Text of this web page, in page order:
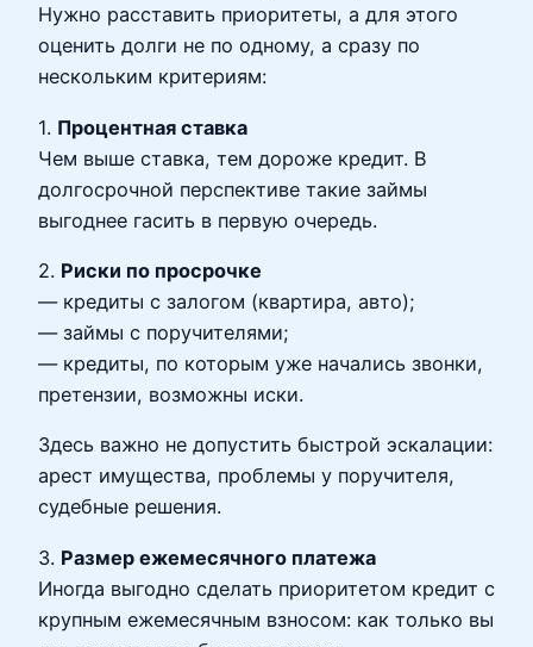
Нужно расставить приоритеты, а для этого
оценить долги не по одному, а сразу по
нескольким критериям:
1. Процентная ставка
Чем выше ставка, тем дороже кредит. В
долгосрочной перспективе такие займы
выгоднее гасить в первую очередь.
2. Риски по просрочке
— кредиты с залогом (квартира, авто);
— займы с поручителями;
— кредиты, по которым уже начались звонки,
претензии, возможны иски.
Здесь важно не допустить быстрой эскалации:
арест имущества, проблемы у поручителя,
судебные решения.
3. Размер ежемесячного платежа
Иногда выгодно сделать приоритетом кредит с
крупным ежемесячным взносом: как только вы